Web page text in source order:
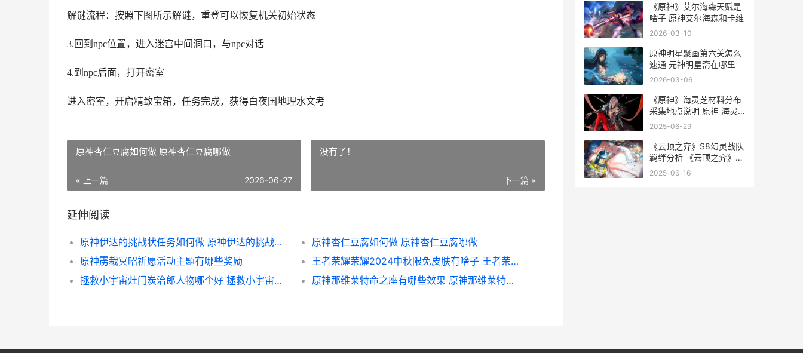
解谜流程：按照下图所示解谜，重登可以恢复机关初始状态
3.回到npc位置，进入迷宫中间洞口，与npc对话
4.到npc后面，打开密室
进入密室，开启精致宝箱，任务完成，获得白夜国地理水文考
原神杏仁豆腐如何做 原神杏仁豆腐哪做
« 上一篇 2026-06-27
没有了！
下一篇 »
延伸阅读
原神伊达的挑战状任务如何做 原神伊达的挑战怎么打
原神杏仁豆腐如何做 原神杏仁豆腐哪做
原神雳裁冥昭祈愿活动主题有哪些奖励
王者荣耀荣耀2024中秋限免皮肤有啥子 王者荣耀荣耀20星图片
拯救小宇宙灶门炭治郎人物哪个好 拯救小宇宙手游吧
原神那维莱特命之座有哪些效果 原神那维莱特命座
《原神》艾尔海森天赋是
啥子 原神艾尔海森和卡维
2026-03-10
原神明星聚画第六关怎么
速通 元神明星斋在哪里
2026-03-06
《原神》海灵芝材料分布
采集地点说明 原神 海灵
芝
2025-06-29
《云顶之弈》S8幻灵战队
羁绊分析 《云顶之弈》
S12赛季中五费卡的具体
2025-06-16